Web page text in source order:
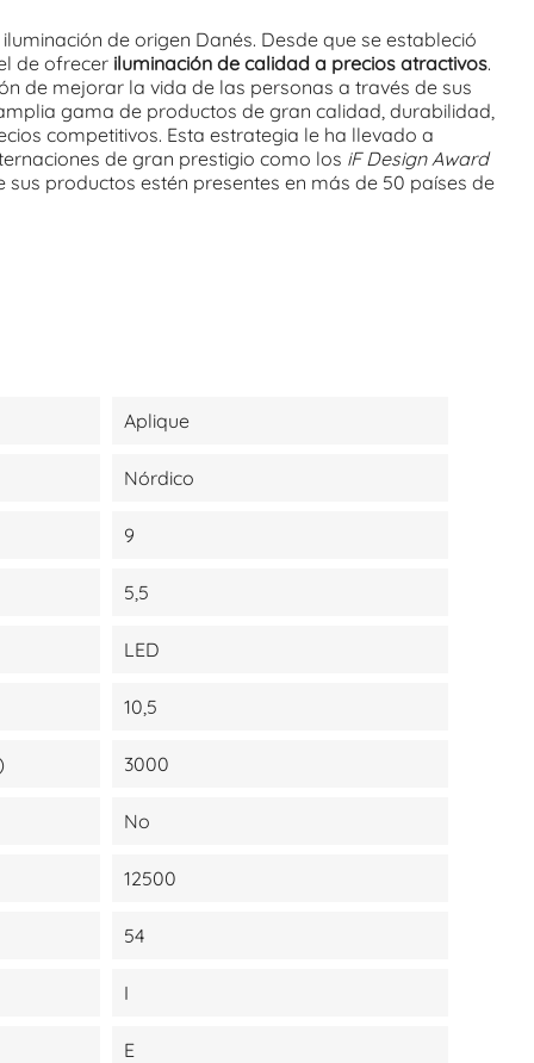
de origen Danés. Desde que se estableció
de ofrecer iluminación de calidad a precios atractivos.
de mejorar la vida de las personas a través de sus
gama de productos de gran calidad, durabilidad,
competitivos. Esta estrategia le ha llevado a
de gran prestigio como los iF Design Award
sus productos estén presentes en más de 50 países de
Aplique
Nórdico
9
5,5
LED
10,5
3000
No
12500
54
I
E